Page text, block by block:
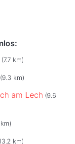
(7.7 km)
(9.3 km)
am Lech (9.6
km)